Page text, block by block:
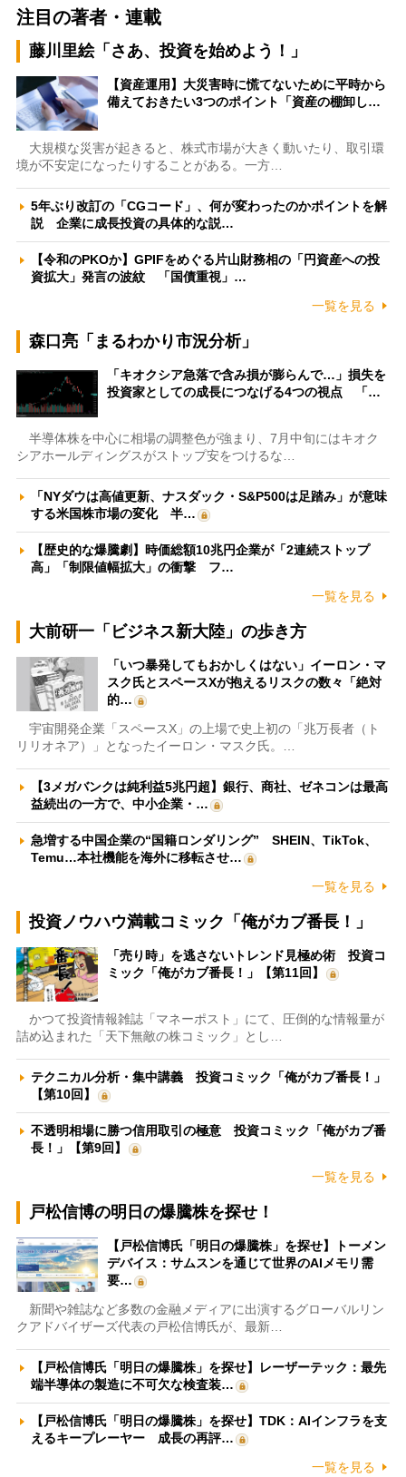
注目の著者・連載
藤川里絵「さあ、投資を始めよう！」
【資産運用】大災害時に慌てないために平時から
備えておきたい3つのポイント「資産の棚卸し…
大規模な災害が起きると、株式市場が大きく動いたり、取引環
境が不安定になったりすることがある。一方…
5年ぶり改訂の「CGコード」、何が変わったのかポイントを解
説 企業に成長投資の具体的な説…
【令和のPKOか】GPIFをめぐる片山財務相の「円資産への投
資拡大」発言の波紋 「国債重視」…
一覧を見る
森口亮「まるわかり市況分析」
「キオクシア急落で含み損が膨らんで…」損失を
投資家としての成長につなげる4つの視点 「…
半導体株を中心に相場の調整色が強まり、7月中旬にはキオク
シアホールディングスがストップ安をつけるな…
「NYダウは高値更新、ナスダック・S&P500は足踏み」が意味
する米国株市場の変化 半…
【歴史的な爆騰劇】時価総額10兆円企業が「2連続ストップ
高」「制限値幅拡大」の衝撃 フ…
一覧を見る
大前研一「ビジネス新大陸」の歩き方
「いつ暴発してもおかしくはない」イーロン・マ
スク氏とスペースXが抱えるリスクの数々「絶対
的…
宇宙開発企業「スペースX」の上場で史上初の「兆万長者（ト
リリオネア）」となったイーロン・マスク氏。…
【3メガバンクは純利益5兆円超】銀行、商社、ゼネコンは最高
益続出の一方で、中小企業・…
急増する中国企業の“国籍ロンダリング” SHEIN、TikTok、
Temu…本社機能を海外に移転させ…
一覧を見る
投資ノウハウ満載コミック「俺がカブ番長！」
「売り時」を逃さないトレンド見極め術 投資コ
ミック「俺がカブ番長！」【第11回】
かつて投資情報雑誌「マネーポスト」にて、圧倒的な情報量が
詰め込まれた「天下無敵の株コミック」とし…
テクニカル分析・集中講義 投資コミック「俺がカブ番長！」
【第10回】
不透明相場に勝つ信用取引の極意 投資コミック「俺がカブ番
長！」【第9回】
一覧を見る
戸松信博の明日の爆騰株を探せ！
【戸松信博氏「明日の爆騰株」を探せ】トーメン
デバイス：サムスンを通じて世界のAIメモリ需
要…
新聞や雑誌など多数の金融メディアに出演するグローバルリン
クアドバイザーズ代表の戸松信博氏が、最新…
【戸松信博氏「明日の爆騰株」を探せ】レーザーテック：最先
端半導体の製造に不可欠な検査装…
【戸松信博氏「明日の爆騰株」を探せ】TDK：AIインフラを支
えるキープレーヤー 成長の再評…
一覧を見る